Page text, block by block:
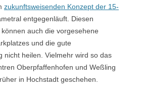
zukunftsweisenden Konzept der 15-
entgegenläuft. Diesen
auch die vorgesehene
und die gute
nicht heilen. Vielmehr wird so das
Oberpfaffenhofen und Weßling
in Hochstadt geschehen.